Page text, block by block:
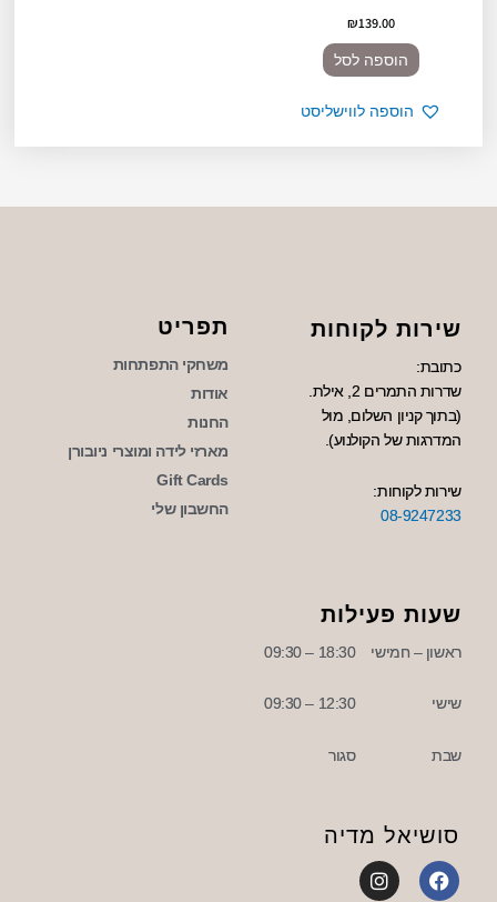
₪139.00
הוספה לסל
הוספה לווישליסט
שירות לקוחות
כתובת:
שדרות התמרים 2, אילת.
(בתוך קניון השלום, מול
המדרגות של הקולנוע).
שירות לקוחות:
08-9247233
תפריט
משחקי התפתחות
אודות
החנות
מארזי לידה ומוצרי ניובורן
Gift Cards
החשבון שלי
שעות פעילות
ראשון – חמישי
שישי
שבת
18:30 – 09:30
12:30 – 09:30
סגור
סושיאל מדיה
F
a
I
n